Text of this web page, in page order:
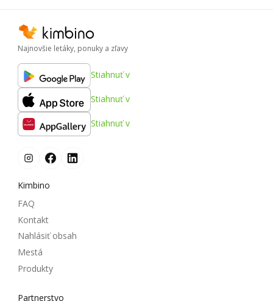
Najnovšie letáky, ponuky a zľavy
Stiahnuť v
Stiahnuť v
Stiahnuť v
Kimbino
FAQ
Kontakt
Nahlásiť obsah
Mestá
Produkty
Partnerstvo